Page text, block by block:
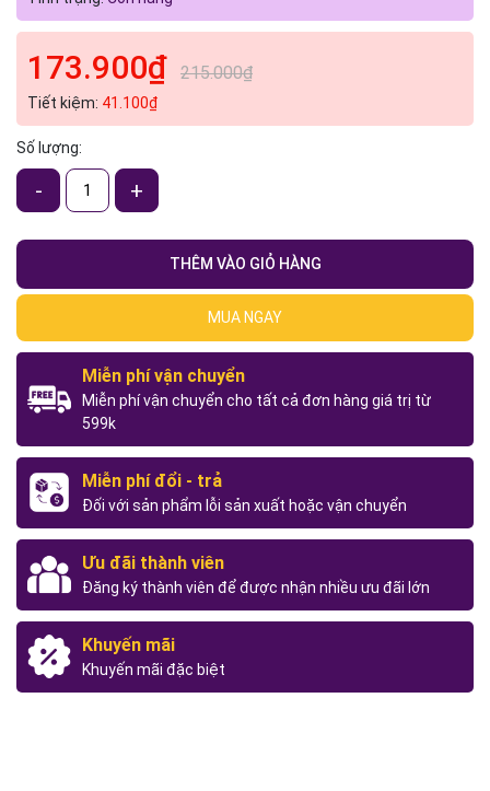
173.900₫ 215.000₫
Tiết kiệm: 41.100₫
Số lượng:
- +
THÊM VÀO GIỎ HÀNG
MUA NGAY
Miễn phí vận chuyển
Miễn phí vận chuyển cho tất cả đơn hàng giá trị từ
599k
Miễn phí đổi - trả
Đối với sản phẩm lỗi sản xuất hoặc vận chuyển
Ưu đãi thành viên
Đăng ký thành viên để được nhận nhiều ưu đãi lớn
Khuyến mãi
Khuyến mãi đặc biệt